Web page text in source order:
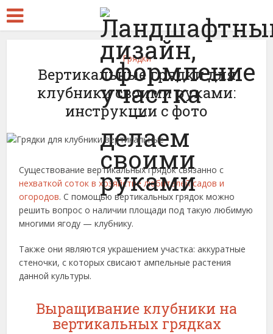
Грядки
Вертикальные грядки для
клубники своими руками:
инструкции с фото
Существование вертикальных грядок связанно с
нехваткой соток в хозяйстве любителей садов и
огородов. С помощью вертикальных грядок можно
решить вопрос о наличии площади под такую любимую
многими ягоду — клубнику.
Также они являются украшением участка: аккуратные
стеночки, с которых свисают ампельные растения
данной культуры.
Выращивание клубники на
вертикальных грядках